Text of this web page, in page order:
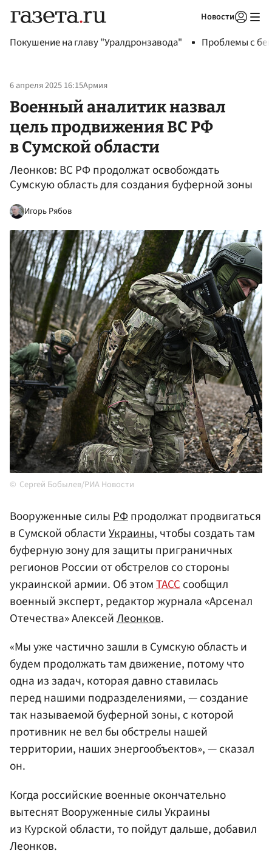
Новости
Покушение на главу "Уралдронзавода" Проблемы с
6 апреля 2025 16:15Армия
Военный аналитик назвал
цель продвижения ВС РФ
в Сумской области
Леонков: ВС РФ продолжат освобождать
Сумскую область для создания буферной зоны
Игорь Рябов
Сергей Бобылев/РИА Новости
Вооруженные силыРФпродолжат продвигаться
в Сумской областиУкраины, чтобы создать там
буферную зону для защиты приграничных
регионов России от обстрелов со стороны
украинской армии. Об этомТАССсообщил
военный эксперт, редактор журнала «Арсенал
Отечества» АлексейЛеонков.
«Мы уже частично зашли в Сумскую область и
будем продолжать там движение, потому что
одна из задач, которая давно ставилась
перед нашими подразделениями, — создание
так называемой буферной зоны, с которой
противник не вел бы обстрелы нашей
территории, наших энергообъектов», — сказал
он.
Когда российские военные окончательно
вытеснят Вооруженные силы Украины
из Курской области, то пойдут дальше, добавил
Леонков.